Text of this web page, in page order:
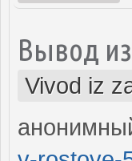
Вывод из
Vivod iz